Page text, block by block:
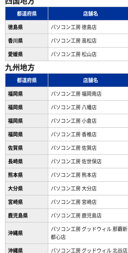
都道府県 店舗名
徳島県
パソコン工房 徳島店
香川県
パソコン工房 高松店
愛媛県
パソコン工房 松山店
九州地方
都道府県 店舗名
福岡県
パソコン工房 福岡南店
福岡県
パソコン工房 八幡店
福岡県
パソコン工房 小倉店
福岡県
パソコン工房 香椎店
佐賀県
パソコン工房 佐賀店
長崎県
パソコン工房 佐世保店
熊本県
パソコン工房 熊本店
大分県
パソコン工房 大分店
宮崎県
パソコン工房 宮崎店
鹿児島県
パソコン工房 鹿児島店
沖縄県
パソコン工房 グッドウィル 那覇新
都心店
沖縄県 パソコン工房 グッドウィル 北谷店